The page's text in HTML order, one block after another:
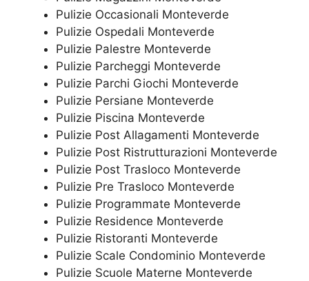
Pulizie Occasionali Monteverde
Pulizie Ospedali Monteverde
Pulizie Palestre Monteverde
Pulizie Parcheggi Monteverde
Pulizie Parchi Giochi Monteverde
Pulizie Persiane Monteverde
Pulizie Piscina Monteverde
Pulizie Post Allagamenti Monteverde
Pulizie Post Ristrutturazioni Monteverde
Pulizie Post Trasloco Monteverde
Pulizie Pre Trasloco Monteverde
Pulizie Programmate Monteverde
Pulizie Residence Monteverde
Pulizie Ristoranti Monteverde
Pulizie Scale Condominio Monteverde
Pulizie Scuole Materne Monteverde